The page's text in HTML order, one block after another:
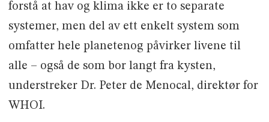
forstå at hav og klima ikke er to separate
systemer, men del av ett enkelt system som
omfatter hele planetenog påvirker livene til
alle – også de som bor langt fra kysten,
understreker Dr. Peter de Menocal, direktør for
WHOI.